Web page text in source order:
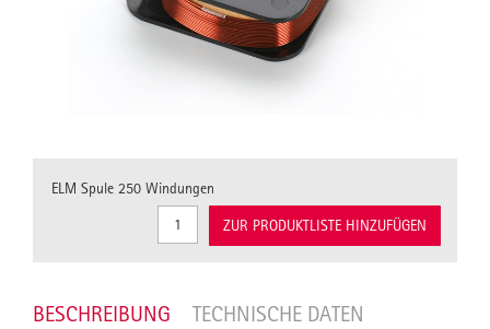
ELM Spule 250 Windungen
ZUR PRODUKTLISTE HINZUFÜGEN
BESCHREIBUNG
TECHNISCHE DATEN